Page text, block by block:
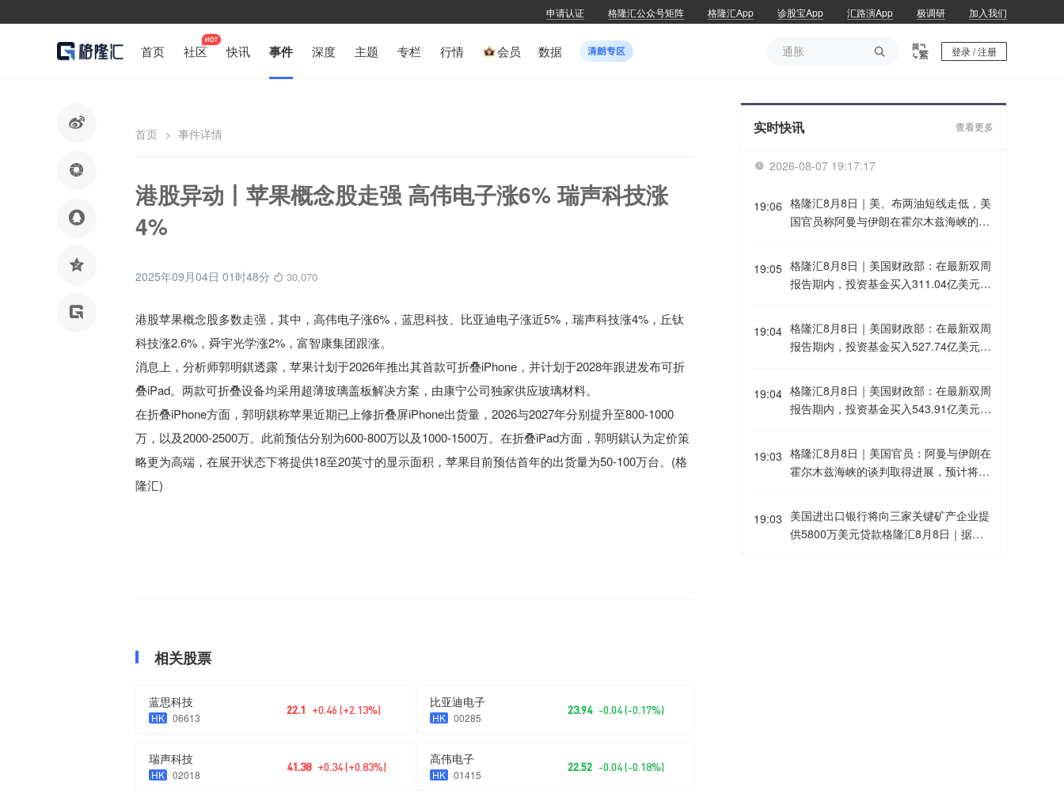
申请认证 格隆汇公众号矩阵 格隆汇App 诊股宝App 汇路演App 极调研 加入我们
首页 社区 快讯 事件 深度 主题 专栏 行情 会员 数据 
通胀
登录 / 注册





首页 > 事件详情
港股异动丨苹果概念股走强 高伟电子涨6% 瑞声科技涨
4%
2025年09月04日 01时48分 30,070
港股苹果概念股多数走强，其中，高伟电子涨6%，蓝思科技、比亚迪电子涨近5%，瑞声科技涨4%，丘钛
科技涨2.6%，舜宇光学涨2%，富智康集团跟涨。
消息上，分析师郭明錤透露，苹果计划于2026年推出其首款可折叠iPhone，并计划于2028年跟进发布可折
叠iPad。两款可折叠设备均采用超薄玻璃盖板解决方案，由康宁公司独家供应玻璃材料。
在折叠iPhone方面，郭明錤称苹果近期已上修折叠屏iPhone出货量，2026与2027年分别提升至800-1000
万，以及2000-2500万。此前预估分别为600-800万以及1000-1500万。在折叠iPad方面，郭明錤认为定价策
略更为高端，在展开状态下将提供18至20英寸的显示面积，苹果目前预估首年的出货量为50-100万台。(格
隆汇)
相关股票
蓝思科技
HK 06613
22.1 +0.46 (+2.13%) 比亚迪电子
HK 00285
23.94 -0.04 (-0.17%)
瑞声科技
HK 02018
41.38 +0.34 (+0.83%) 高伟电子
HK 01415
22.52 -0.04 (-0.18%)
实时快讯 查看更多
 2026-08-07 19:17:17
19:06 格隆汇8月8日｜美、布两油短线走低，美
国官员称阿曼与伊朗在霍尔木兹海峡的谈
19:05 格隆汇8月8日｜美国财政部：在最新双周
报告期内，投资基金买入311.04亿美元20
前一个月为315.59亿美元。外国投资者买
入52.42亿美元2033年7月31日到期的7年
期美国国债，此前一个月为58.64亿美
19:04 格隆汇8月8日｜美国财政部：在最新双周
报告期内，投资基金买入527.74亿美元20
前一个月为506.26亿美元。外国投资者买
入66.23亿美元2031年7月31日到期的5年
期美国国债，此前一个月为88.65亿美
19:04 格隆汇8月8日｜美国财政部：在最新双周
报告期内，投资基金买入543.91亿美元20
前一个月为534.59亿美元。外国投资者买
入65.10亿美元2028年7月31日到期的2年
期美国国债，此前一个月为69.42亿美
19:03 格隆汇8月8日｜美国官员：阿曼与伊朗在
霍尔木兹海峡的谈判取得进展，预计将很
恢复商业航运、不受阻碍通行的协议，美
国将解除对伊朗港口的封锁。美国的行动
将继续以执行情况为依据，并与伊朗履行
19:03 美国进出口银行将向三家关键矿产企业提
供5800万美元贷款格隆汇8月8日｜据路